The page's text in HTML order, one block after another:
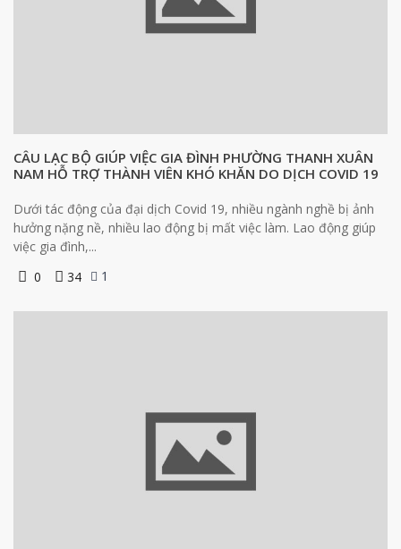
CÂU LẠC BỘ GIÚP VIỆC GIA ĐÌNH PHƯỜNG THANH XUÂN
NAM HỖ TRỢ THÀNH VIÊN KHÓ KHĂN DO DỊCH COVID 19
Dưới tác động của đại dịch Covid 19, nhiều ngành nghề bị ảnh
hưởng nặng nề, nhiều lao động bị mất việc làm. Lao động giúp
việc gia đình,...
0
34 1